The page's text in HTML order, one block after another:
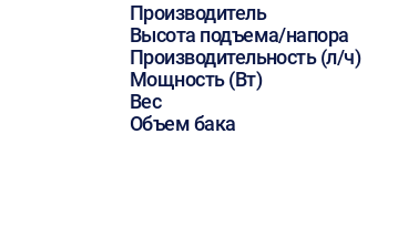
Производитель
Высота подъема/напора
Производительность (л/ч)
Мощность (Вт)
Вес
Объем бака